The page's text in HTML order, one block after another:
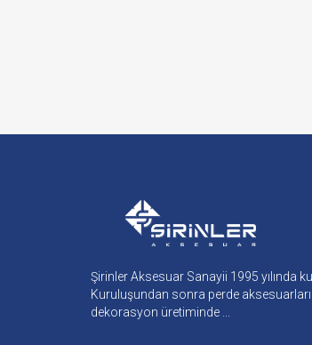
Şirinler Aksesuar Sanayii 1995 yılında
Kuruluşundan sonra perde
dekorasyon üretiminde ...